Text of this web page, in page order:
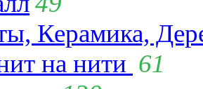
Керамика,
на нити 61